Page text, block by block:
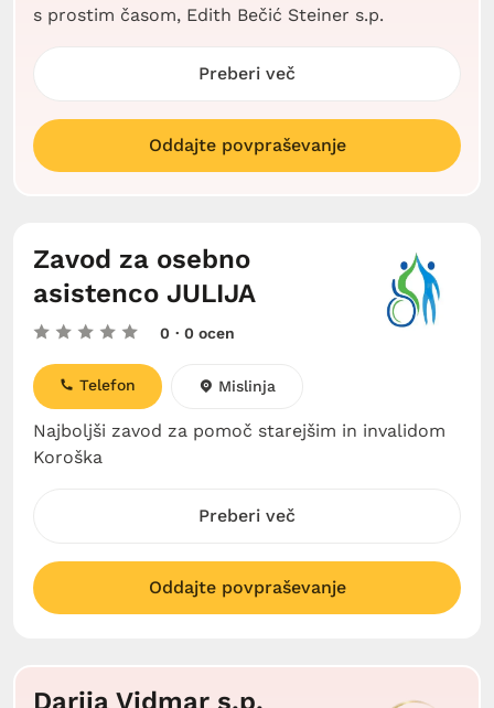
s prostim časom, Edith Bečić Steiner s.p.
Preberi več
Oddajte povpraševanje
Zavod za osebno
asistenco JULIJA
0 · 0 ocen
Najboljši zavod za pomoč starejšim in invalidom
Koroška
Telefon Mislinja
Preberi več
Oddajte povpraševanje
Darija Vidmar s.p.